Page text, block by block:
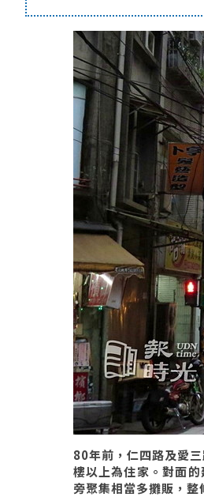
80年前，仁四路及愛
樓以上為住家。對面
旁聚集相當多攤販，